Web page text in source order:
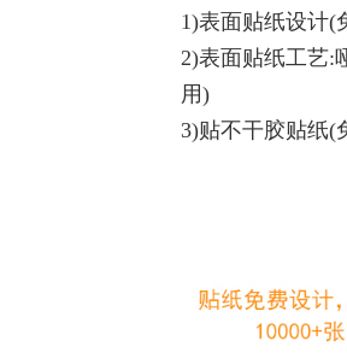
1)表面贴纸设计(
2)表面贴纸工艺:
用)
3)贴不干胶贴